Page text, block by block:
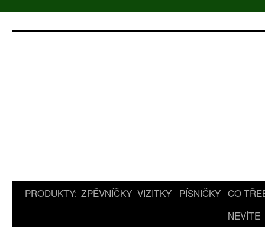
PRODUKTY: ZPĚVNÍČKY VIZITKY PÍSNIČKY CO
NEVÍTE